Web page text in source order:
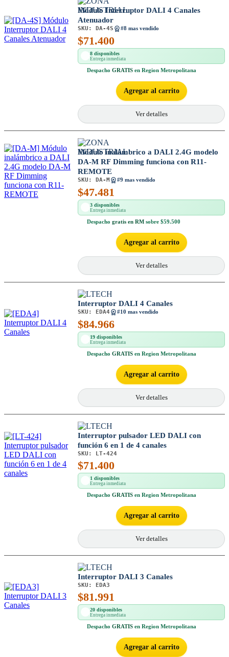
Módulo Interruptor DALI 4 Canales
Atenuador
SKU: DA-4S #8 mas vendido
$71.400
8 disponibles
Entrega inmediata
Despacho GRATIS en Region Metropolitana
Agregar al carrito
Ver detalles
Módulo inalámbrico a DALI 2.4G modelo
DA-M RF Dimming funciona con R11-
REMOTE
SKU: DA-M #9 mas vendido
$47.481
3 disponibles
Entrega inmediata
Despacho gratis en RM sobre $59.500
Agregar al carrito
Ver detalles
Interruptor DALI 4 Canales
SKU: EDA4 #10 mas vendido
$84.966
19 disponibles
Entrega inmediata
Despacho GRATIS en Region Metropolitana
Agregar al carrito
Ver detalles
Interruptor pulsador LED DALI con
función 6 en 1 de 4 canales
SKU: LT-424
$71.400
1 disponibles
Entrega inmediata
Despacho GRATIS en Region Metropolitana
Agregar al carrito
Ver detalles
Interruptor DALI 3 Canales
SKU: EDA3
$81.991
20 disponibles
Entrega inmediata
Despacho GRATIS en Region Metropolitana
Agregar al carrito